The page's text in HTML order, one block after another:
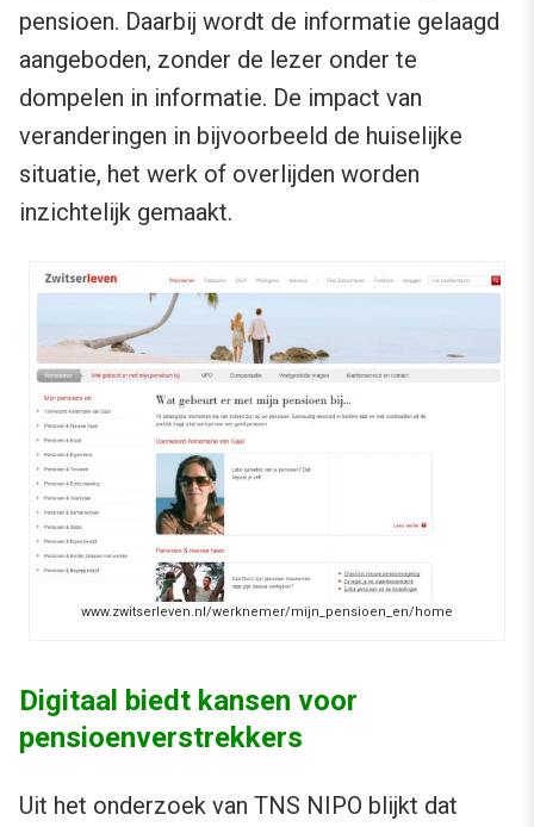
pensioen. Daarbij wordt de informatie gelaagd
aangeboden, zonder de lezer onder te
dompelen in informatie. De impact van
veranderingen in bijvoorbeeld de huiselijke
situatie, het werk of overlijden worden
inzichtelijk gemaakt.
www.zwitserleven.nl/werknemer/mijn_pensioen_en/home
Digitaal biedt kansen voor
pensioenverstrekkers
Uit het onderzoek van TNS NIPO blijkt dat